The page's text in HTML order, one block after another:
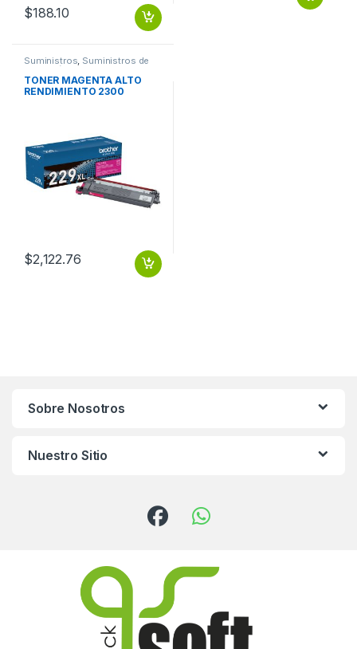
$188.10
Suministros Suministros de
Impresión
TONER MAGENTA ALTO
RENDIMIENTO 2300
$2,122.76
Sobre Nosotros
Nuestro Sitio